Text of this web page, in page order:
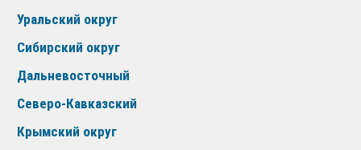
Уральский округ
Сибирский округ
Дальневосточный
Северо-Кавказский
Крымский округ